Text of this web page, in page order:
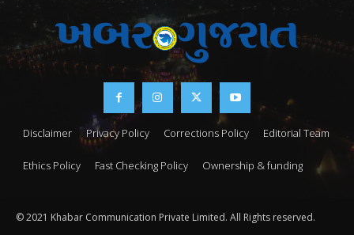
Disclaimer Privacy Policy Corrections Policy Editorial Team
Ethics Policy Fast Checking Policy Ownership & funding
© 2021 Khabar Communication Private Limited. All Rights reserved.